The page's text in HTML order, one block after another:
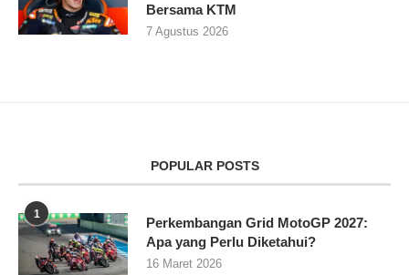
Bersama KTM
7 Agustus 2026
POPULAR POSTS
1
Perkembangan Grid MotoGP 2027:
Apa yang Perlu Diketahui?
16 Maret 2026